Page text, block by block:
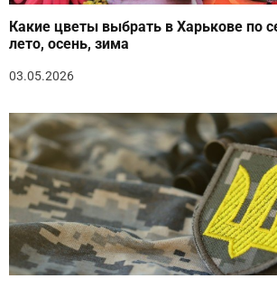
Какие цветы выбрать в Харькове по
лето, осень, зима
03.05.2026